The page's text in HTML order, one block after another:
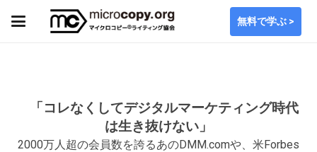
無料で学ぶ >
「コレなくしてデジタルマーケティング時代
は生き抜けない」
2000万人超の会員数を誇るあのDMM.comや、米Forbes